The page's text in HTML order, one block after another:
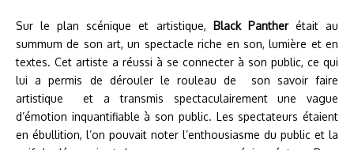
Sur le plan scénique et artistique, Black Pantherétait au
summum de son art, un spectacle riche en son, lumière et en
textes. Cet artiste a réussi à se connecter à son public, ce qui
lui a permis de dérouler le rouleau de son savoir faire
artistique et a transmis spectaculairement une vague
d’émotion inquantifiable à son public. Les spectateurs étaient
en ébullition, l’on pouvait noter l’enthousiasme du public et la